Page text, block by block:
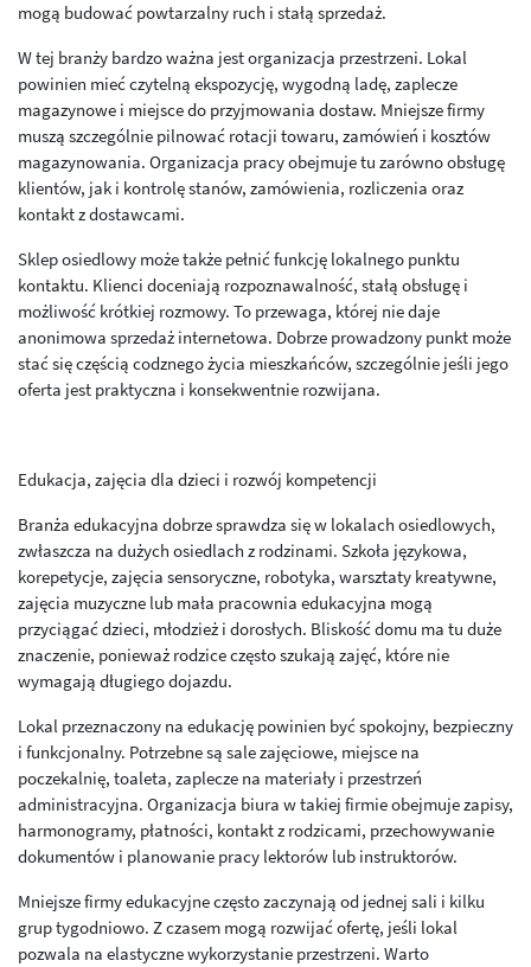
mogą budować powtarzalny ruch i stałą sprzedaż.
W tej branży bardzo ważna jest organizacja przestrzeni. Lokal
powinien mieć czytelną ekspozycję, wygodną ladę, zaplecze
magazynowe i miejsce do przyjmowania dostaw. Mniejsze firmy
muszą szczególnie pilnować rotacji towaru, zamówień i kosztów
magazynowania. Organizacja pracy obejmuje tu zarówno obsługę
klientów, jak i kontrolę stanów, zamówienia, rozliczenia oraz
kontakt z dostawcami.
Sklep osiedlowy może także pełnić funkcję lokalnego punktu
kontaktu. Klienci doceniają rozpoznawalność, stałą obsługę i
możliwość krótkiej rozmowy. To przewaga, której nie daje
anonimowa sprzedaż internetowa. Dobrze prowadzony punkt może
stać się częścią codznego życia mieszkańców, szczególnie jeśli jego
oferta jest praktyczna i konsekwentnie rozwijana.
Edukacja, zajęcia dla dzieci i rozwój kompetencji
Branża edukacyjna dobrze sprawdza się w lokalach osiedlowych,
zwłaszcza na dużych osiedlach z rodzinami. Szkoła językowa,
korepetycje, zajęcia sensoryczne, robotyka, warsztaty kreatywne,
zajęcia muzyczne lub mała pracownia edukacyjna mogą
przyciągać dzieci, młodzież i dorosłych. Bliskość domu ma tu duże
znaczenie, ponieważ rodzice często szukają zajęć, które nie
wymagają długiego dojazdu.
Lokal przeznaczony na edukację powinien być spokojny, bezpieczny
i funkcjonalny. Potrzebne są sale zajęciowe, miejsce na
poczekalnię, toaleta, zaplecze na materiały i przestrzeń
administracyjna. Organizacja biura w takiej firmie obejmuje zapisy,
harmonogramy, płatności, kontakt z rodzicami, przechowywanie
dokumentów i planowanie pracy lektorów lub instruktorów.
Mniejsze firmy edukacyjne często zaczynają od jednej sali i kilku
grup tygodniowo. Z czasem mogą rozwijać ofertę, jeśli lokal
pozwala na elastyczne wykorzystanie przestrzeni. Warto